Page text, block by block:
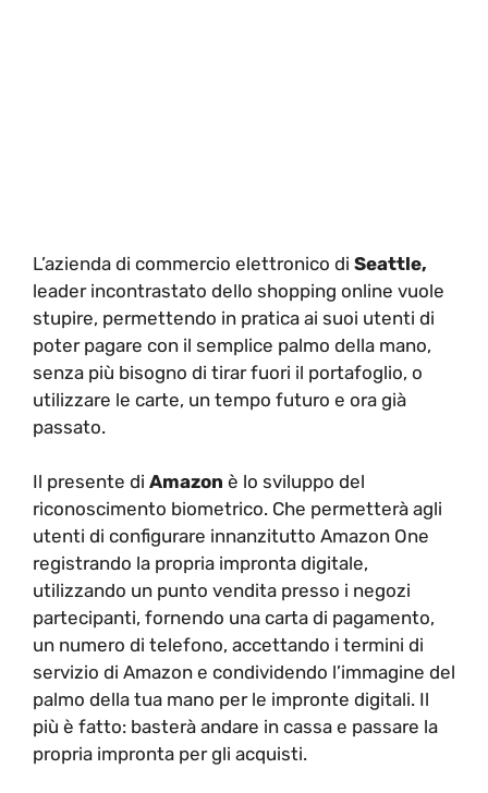
L’azienda di commercio elettronico di Seattle,
leader incontrastato dello shopping online vuole
stupire, permettendo in pratica ai suoi utenti di
poter pagare con il semplice palmo della mano,
senza più bisogno di tirar fuori il portafoglio, o
utilizzare le carte, un tempo futuro e ora già
passato.
Il presente di Amazon è lo sviluppo del
riconoscimento biometrico. Che permetterà agli
utenti di configurare innanzitutto Amazon One
registrando la propria impronta digitale,
utilizzando un punto vendita presso i negozi
partecipanti, fornendo una carta di pagamento,
un numero di telefono, accettando i termini di
servizio di Amazon e condividendo l’immagine del
palmo della tua mano per le impronte digitali. Il
più è fatto: basterà andare in cassa e passare la
propria impronta per gli acquisti.